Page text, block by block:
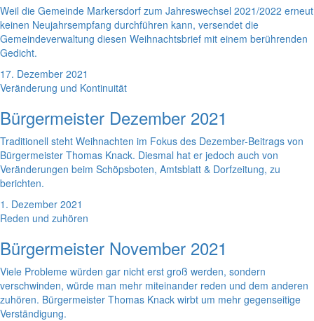
Weil die Gemeinde Markersdorf zum Jahreswechsel 2021/2022 erneut
keinen Neujahrsempfang durchführen kann, versendet die
Gemeindeverwaltung diesen Weihnachtsbrief mit einem berührenden
Gedicht.
17. Dezember 2021
Veränderung und Kontinuität
Bürgermeister Dezember 2021
Traditionell steht Weihnachten im Fokus des Dezember-Beitrags von
Bürgermeister Thomas Knack. Diesmal hat er jedoch auch von
Veränderungen beim Schöpsboten, Amtsblatt & Dorfzeitung, zu
berichten.
1. Dezember 2021
Reden und zuhören
Bürgermeister November 2021
Viele Probleme würden gar nicht erst groß werden, sondern
verschwinden, würde man mehr miteinander reden und dem anderen
zuhören. Bürgermeister Thomas Knack wirbt um mehr gegenseitige
Verständigung.